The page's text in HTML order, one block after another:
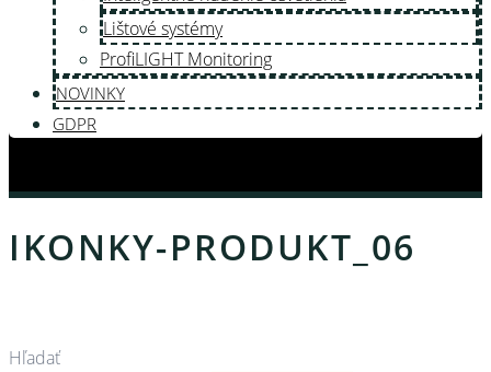
Lištové systémy
ProfiLIGHT Monitoring
NOVINKY
GDPR
IKONKY-PRODUKT_06
Hľadať